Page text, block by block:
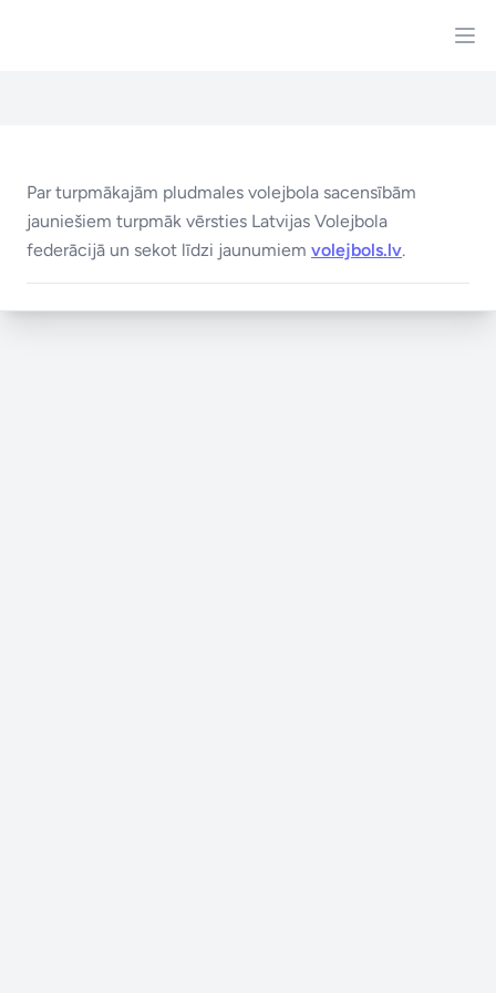
Par turpmākajām pludmales volejbola sacensībām
jauniešiem turpmāk vērsties Latvijas Volejbola
federācijā un sekot līdzi jaunumiem volejbols.lv.